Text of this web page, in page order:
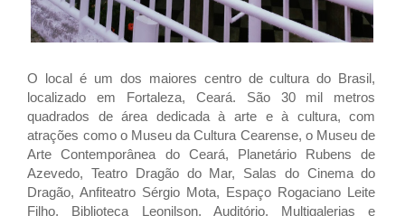
O local é um dos maiores centro de cultura do Brasil,
localizado em Fortaleza, Ceará. São 30 mil metros
quadrados de área dedicada à arte e à cultura, com
atrações como o Museu da Cultura Cearense, o Museu de
Arte Contemporânea do Ceará, Planetário Rubens de
Azevedo, Teatro Dragão do Mar, Salas do Cinema do
Dragão, Anfiteatro Sérgio Mota, Espaço Rogaciano Leite
Filho, Biblioteca Leonilson, Auditório, Multigalerias e